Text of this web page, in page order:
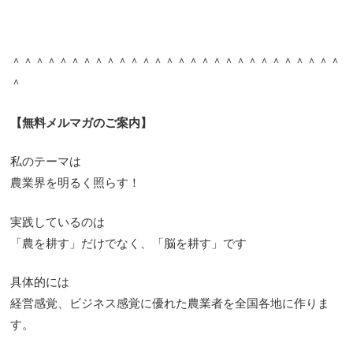
＾＾＾＾＾＾＾＾＾＾＾＾＾＾＾＾＾＾＾＾＾＾＾＾＾＾＾＾
＾
【無料メルマガのご案内】
私のテーマは
農業界を明るく照らす！
実践しているのは
「農を耕す」だけでなく、「脳を耕す」です
具体的には
経営感覚、ビジネス感覚に優れた農業者を全国各地に作りま
す。